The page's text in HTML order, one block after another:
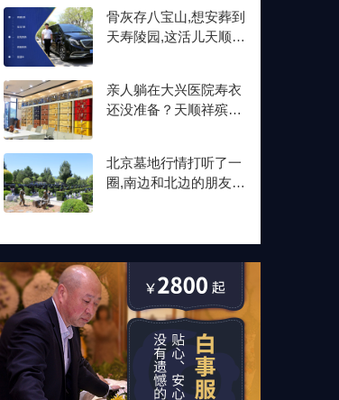
骨灰存八宝山,想安葬到
天寿陵园,这活儿天顺祥
亲人躺在大兴医院寿衣
还没准备？天顺祥殡葬
北京墓地行情打听了一
圈,南边和北边的朋友最